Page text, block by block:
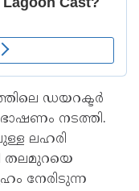
ഡയറക്ടർ
നടത്തി.
ലഹരി
തലമുറയെ
നേരിടുന്ന